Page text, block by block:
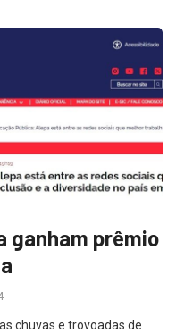
ganham prêmio
chuvas e trovoadas de